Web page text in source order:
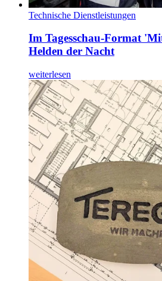
Technische Dienstleistungen
Im Tagesschau-Format
Helden der Nacht
weiterlesen